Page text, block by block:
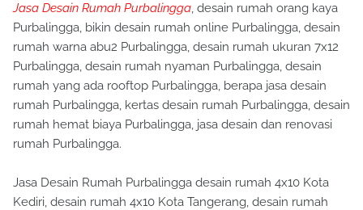
Jasa Desain Rumah Purbalingga, desain rumah orang kaya
Purbalingga, bikin desain rumah online Purbalingga, desain
rumah warna abu2 Purbalingga, desain rumah ukuran 7x12
Purbalingga, desain rumah nyaman Purbalingga, desain
rumah yang ada rooftop Purbalingga, berapa jasa desain
rumah Purbalingga, kertas desain rumah Purbalingga, desain
rumah hemat biaya Purbalingga, jasa desain dan renovasi
rumah Purbalingga.
Jasa Desain Rumah Purbalingga desain rumah 4x10 Kota
Kediri, desain rumah 4x10 Kota Tangerang, desain rumah